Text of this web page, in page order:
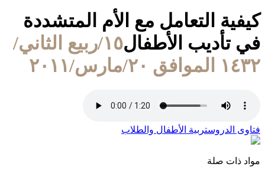
كيفية التعامل مع الأم المتشددة
في تأديب الأطفال
١٥/ربيع الثاني/
١٤٣٢ الموافق ٢٠/مارس/٢٠١١
فتاوى الدروستربية الأطفال والطلاب
مواد ذات صلة